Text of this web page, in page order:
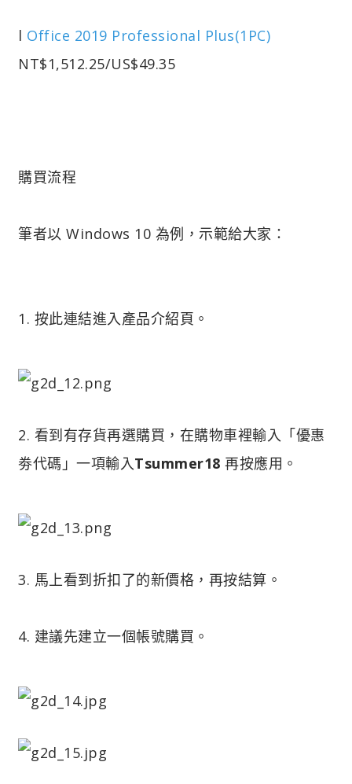
l Office 2019 Professional Plus(1PC)
NT$1,512.25/US$49.35
購買流程
筆者以 Windows 10 為例，示範給大家：
1. 按此連結進入產品介紹頁。
2. 看到有存貨再選購買，在購物車裡輸入「優惠
劵代碼」一項輸入Tsummer18 再按應用。
3. 馬上看到折扣了的新價格，再按結算。
4. 建議先建立一個帳號購買。